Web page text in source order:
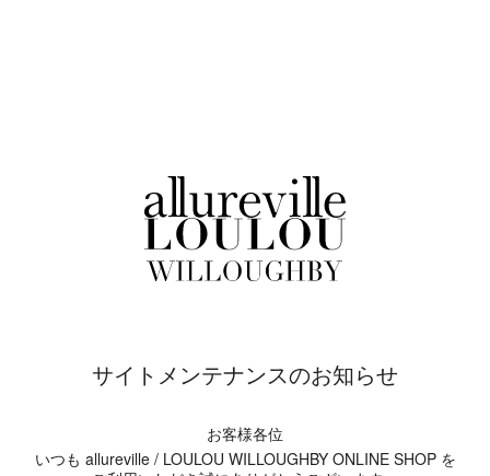
サイトメンテナンスのお知らせ
お客様各位
いつも allureville / LOULOU WILLOUGHBY ONLINE SHOP を